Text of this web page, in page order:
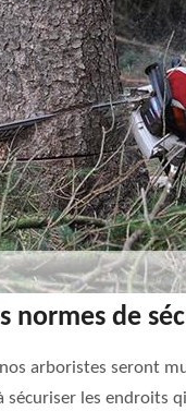
normes de
arboristes seront
sécuriser les endroits